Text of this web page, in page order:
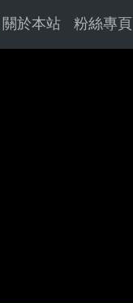
關於本站 粉絲專頁